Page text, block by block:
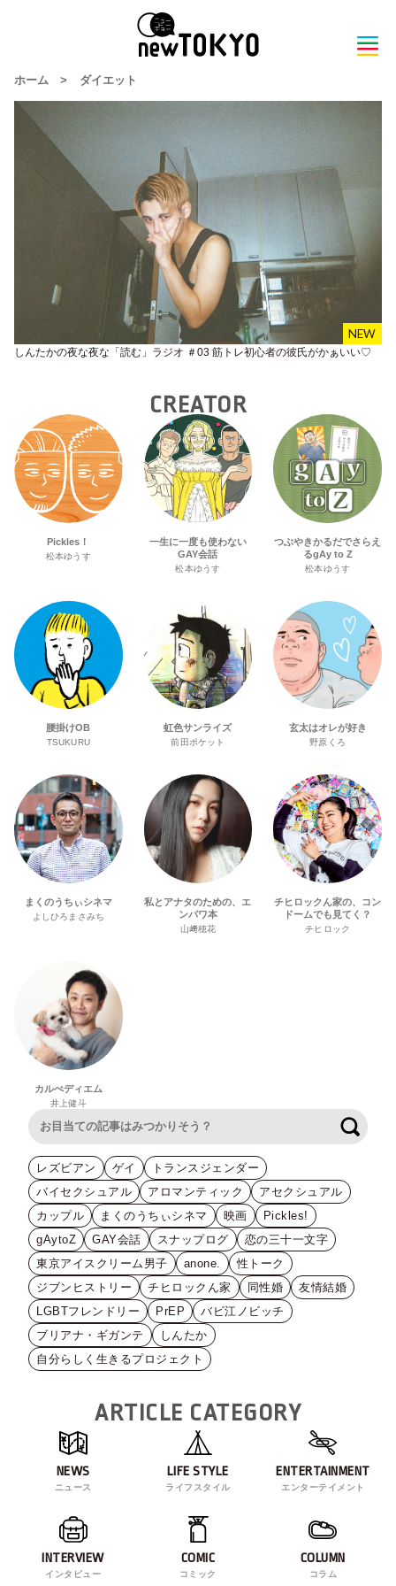
ホーム > ダイエット
しんたかの夜な夜な「読む」ラジオ ＃03 筋トレ初心者の彼氏がかぁいい♡
CREATOR
Pickles！
松本ゆうす
一生に一度も使わない
GAY会話
松本ゆうす
つぶやきかるだでさらえ
るgAy to Z
松本ゆうす
腰掛けOB
TSUKURU
虹色サンライズ
前田ポケット
玄太はオレが好き
野原くろ
まくのうちぃシネマ
よしひろまさみち
私とアナタのための、エ
ンパワ本
山﨑穂花
チヒロックん家の、コン
ドームでも見てく？
チヒロック
カルぺディエム
井上健斗
レズビアン ゲイ
トランスジェンダー
バイセクシュアル
アロマンティック
アセクシュアル
カップル
まくのうちぃシネマ 映画
Pickles!
gAytoZ
GAY会話 スナップログ
恋の三十一文字
東京アイスクリーム男子
anone.
性トーク
ジブンヒストリー
チヒロックん家 同性婚
友情結婚
LGBTフレンドリー
PrEP
バビ江ノビッチ
ブリアナ・ギガンテ
しんたか
自分らしく生きるプロジェクト
ARTICLE CATEGORY
NEWS
ニュース
LIFE STYLE
ライフスタイル
ENTERTAINMENT
エンターテイメント
INTERVIEW
インタビュー
COMIC
コミック
COLUMN
コラム